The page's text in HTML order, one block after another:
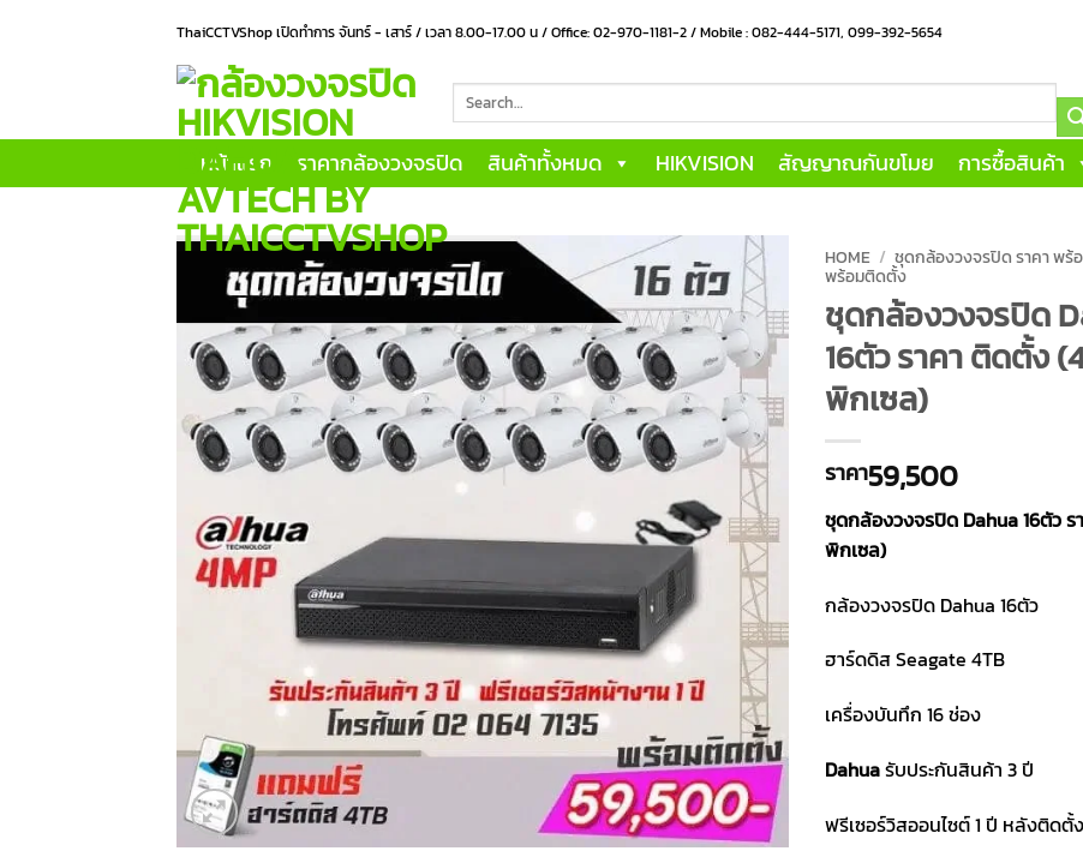
ThaiCCTVShop เปิดทำการ จันทร์ - เสาร์ / เวลา 8.00-17.00 น / Office: 02-970-1181-2 / Mobile : 082-444-5171, 099-392-5654
for:
หน้าแรก ราคากล้องวงจรปิด สินค้าทั้งหมด HIKVISION สัญญาณกันขโมย การซื้อสินค้า
HOME / ชุดกล้องวงจรปิด ราคา พร้
พร้อมติดตั้ง
ชุดกล้องวงจรปิด
16ตัว ราคา ติดตั้ง
พิกเซล)
ราคา59,500
ชุดกล้องวงจรปิด Dahua 16ตัว
พิกเซล)
กล้องวงจรปิด Dahua 16ตัว
ฮาร์ดดิส Seagate 4TB
เครื่องบันทึก 16 ช่อง
Dahuaรับประกันสินค้า 3 ปี
ฟรีเซอร์วิสออนไซต์ 1 ปี หลังติดตั้ง